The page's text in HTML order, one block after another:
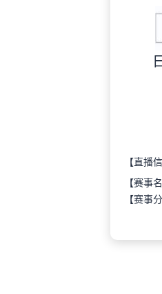
【直播
【赛事
【赛事